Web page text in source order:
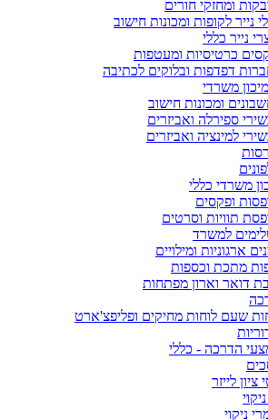
ומחזקי חורים
נייר לקופות ומכונות חישוב
נייר כללי
כרטיסיות ומעטפות
דפדפות ובלוקים לכתיבה
משרדי
ומכונות חישוב
ספירלה ואביזרים
למינציה ואביזרים
משרדי כללי
ופקסים
תוויות וסרטים
למשרד
ארגוניות ומילויים
מתכת וכספות
דואר וארון מפתחות
שעם לוחות מחיקים ופליפצ'ארט
הדרכה - כללי
ציון לייזר
ניקוי